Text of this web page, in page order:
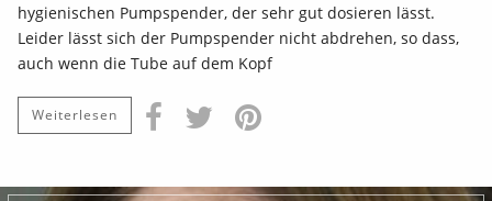
hygienischen Pumpspender, der sehr gut dosieren lässt.
Leider lässt sich der Pumpspender nicht abdrehen, so dass,
auch wenn die Tube auf dem Kopf
Weiterlesen